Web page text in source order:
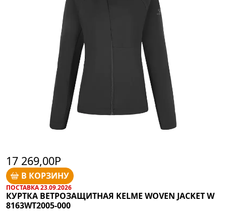
17 269,00Р
В КОРЗИНУ
ПОСТАВКА 23.09.2026
КУРТКА ВЕТРОЗАЩИТНАЯ KELME WOVEN JACKET W
8163WT2005-000